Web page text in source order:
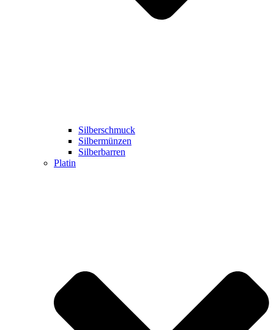
Silberschmuck
Silbermünzen
Silberbarren
Platin